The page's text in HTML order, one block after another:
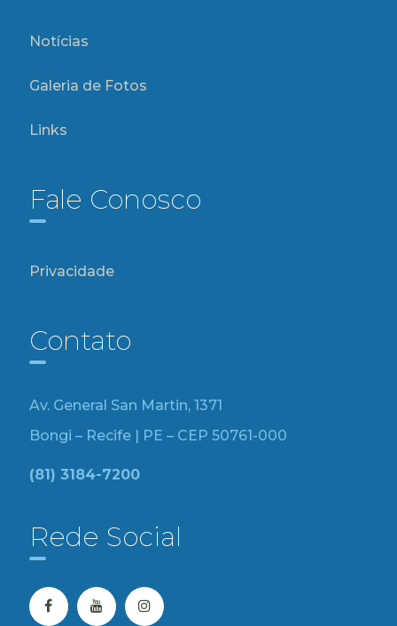
Notícias
Galeria de Fotos
Links
Fale Conosco
Privacidade
Contato
Av. General San Martin, 1371
Bongi – Recife | PE – CEP 50761-000
(81) 3184-7200
Rede Social